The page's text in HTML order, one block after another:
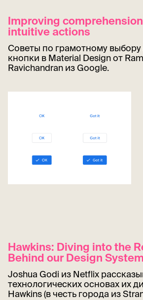
Improving
intuitive actions
Советы по грамотному
кнопки в Material Design от
Ravichandran из Google.
Hawkins: Diving into the
Behind our Design System
Joshua Godi из Netflix
технологических основах их
Hawkins (в честь города из